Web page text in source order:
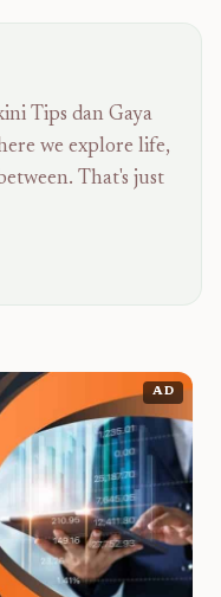
Tips dan Gaya
we explore life,
That's just
AD